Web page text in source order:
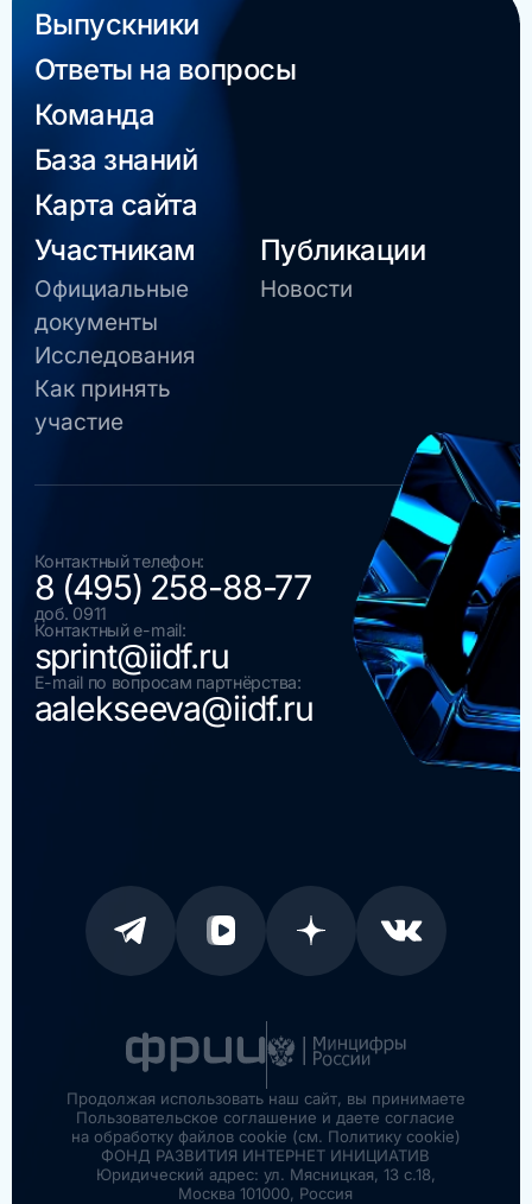
Выпускники
Ответы на вопросы
Команда
База знаний
Карта сайта
Участникам
Официальные
документы
Исследования
Как принять
участие
Публикации
Новости
Контактный телефон:
8 (495) 258-88-77
доб. 0911
Контактный e-mail:
sprint@iidf.ru
E-mail по вопросам партнёрства:
aalekseeva@iidf.ru
Продолжая использовать наш сайт, вы принимаете
Пользовательское соглашение и даете согласие
на обработку файлов cookie (см. Политику cookie)
ФОНД РАЗВИТИЯ ИНТЕРНЕТ ИНИЦИАТИВ
Юридический адрес: ул. Мясницкая, 13 с.18,
Москва 101000, Россия